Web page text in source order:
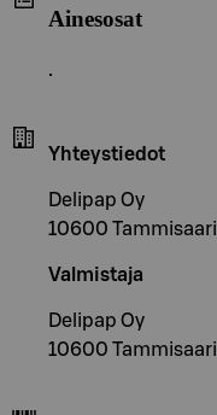
Ainesosat
.
Yhteystiedot
Delipap Oy
10600 Tammisaari
Valmistaja
Delipap Oy
10600 Tammisaari